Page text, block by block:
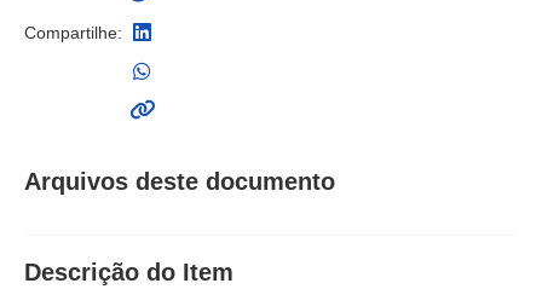
Compartilhe:
Arquivos deste documento
Descrição do Item